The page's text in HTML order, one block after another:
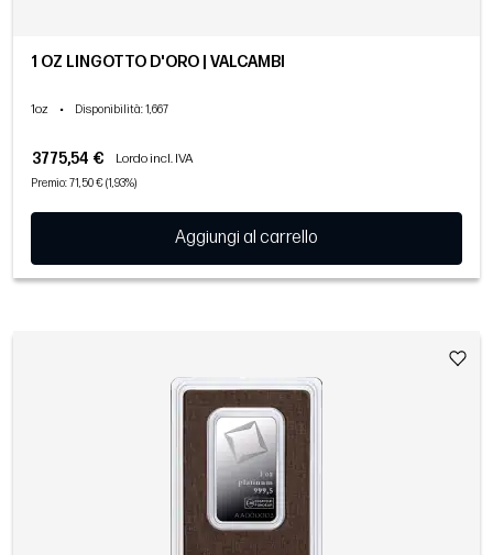
1 OZ LINGOTTO D'ORO | VALCAMBI
1oz • Disponibilità: 1,667
3775,54 € Lordo incl. IVA
Premio: 71,50 € (1,93%)
Aggiungi al carrello